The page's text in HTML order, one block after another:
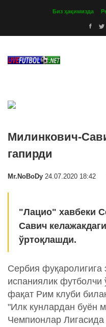
Биз ҳақимизда
Милинкович-
гапирди
Mr.NoBoDy 24.07.2020 18:42
"Лацио" хавбеки
Савич
ўртоқлашди.
Сербия фуқаролигига
испаниялик футболчи
фақат Рим клуби
"Илк кунлардан буён
Чемпионлар Лигасида